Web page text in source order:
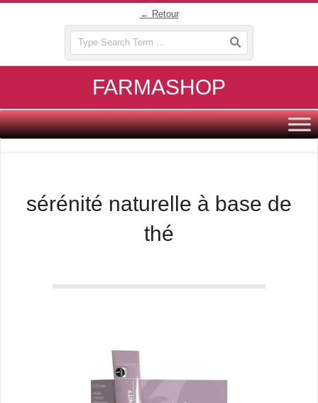
← Retour
FARMASHOP
Primary
Navigation
sérénité naturelle à base de
thé